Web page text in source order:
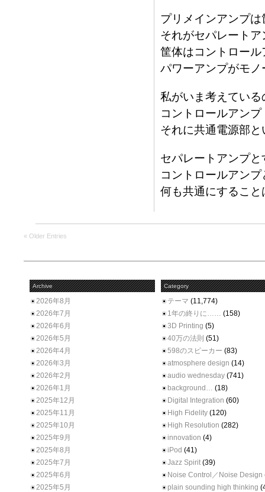
プリメインアンプ
それがセパレート
筐体はコントロー
パワーアンプがモ
私がいま考えてい
コントロールアン
それに共通電源部
セパレートアンプ
コントロールアン
何も共通にするこ
« Older Entries
Archive
2026年8月
2026年7月
2026年6月
2026年5月
2026年4月
2026年3月
2026年2月
2026年1月
2025年12月
2025年11月
2025年10月
2025年9月
2025年8月
2025年7月
2025年6月
2025年5月
Category
テーマ (11,774)
1年の終りに…… (158)
3D Printing (5)
40万の法則 (51)
598のスピーカー (83)
atmosphere design (14)
audio wednesday (741)
background… (18)
Digital Integration (60)
High Fidelity (120)
High Resolution (282)
innovation (4)
iPod (41)
Jazz Spirit (39)
Noise Control／Noise Design
plain sounding high thinking